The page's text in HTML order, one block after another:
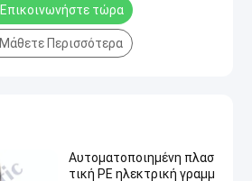
Επικοινωνήστε τώρα
Μάθετε Περισσότερα
Αυτοματοποιημένη πλασ
τική PE ηλεκτρική γραμμ